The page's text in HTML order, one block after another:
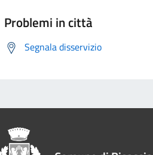
Problemi in città
Segnala disservizio